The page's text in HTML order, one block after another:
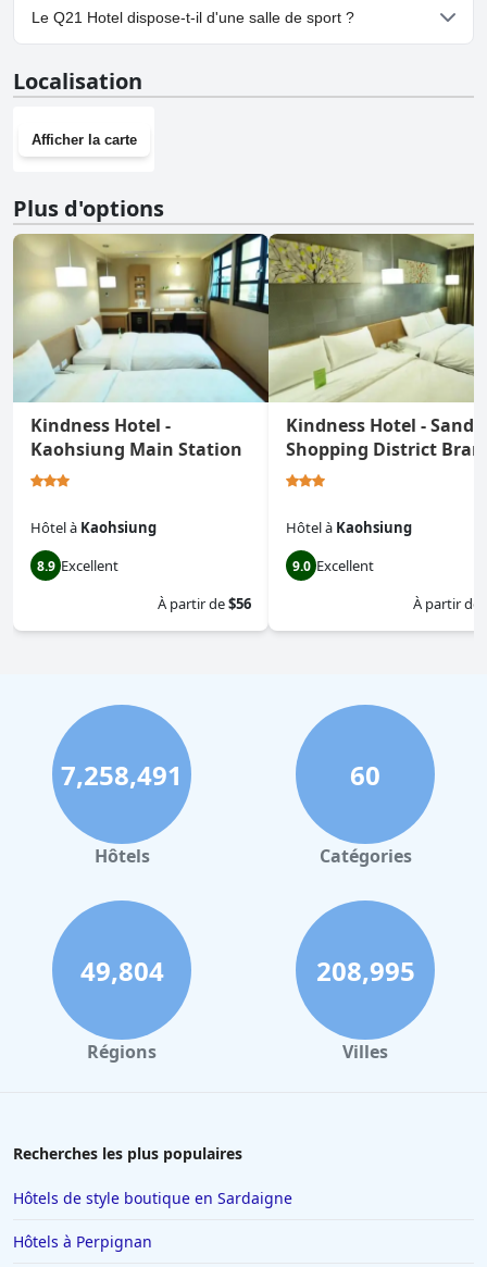
Non, il n'y a pas de parking à Q21 Hotel.
Le Q21 Hotel dispose-t-il d'une salle de sport ?
Localisation
Afficher la carte
Plus d'options
Kindness Hotel -
Kaohsiung Main Station
Hôtelà Kaohsiung
8.9 Excellent
À partir de$56
Kindness Hotel -
Shopping District
Hôtelà Kaohsiung
9.0 Excellent
À partir de
7,258,491
Hôtels
60
Catégories
49,804
Régions
208,995
Villes
Recherches les plus populaires
Hôtels de style boutique en Sardaigne
Hôtels à Perpignan